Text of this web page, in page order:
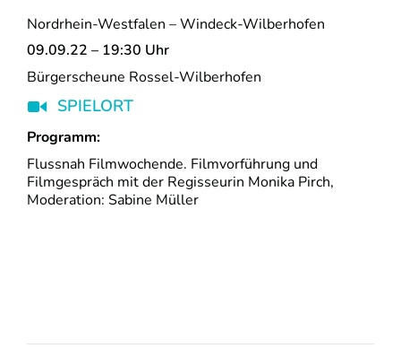
Nordrhein-Westfalen – Windeck-Wilberhofen
09.09.22 – 19:30 Uhr
Bürgerscheune Rossel-Wilberhofen
SPIELORT
Programm:
Flussnah Filmwochende. Filmvorführung und
Filmgespräch mit der Regisseurin Monika Pirch,
Moderation: Sabine Müller